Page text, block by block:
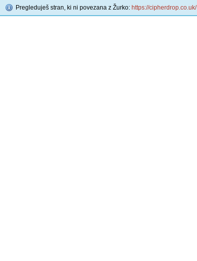
Pregleduješ stran, ki ni povezana z Žurko: https://cipherdrop.co.uk/